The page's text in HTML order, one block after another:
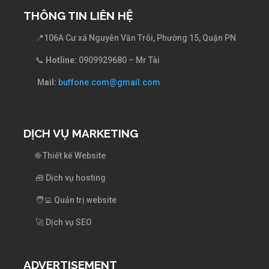
THÔNG TIN LIÊN HỆ
📍106A Cư xá Nguyễn Văn Trỗi, Phường 15, Quận PN
📞 Hotline: 0909929680 – Mr Tài
​ Mail: buffone.com@gmail.com
DỊCH VỤ MARKETING
🌐 Thiết kế Website
🧰 Dịch vụ hosting
🧑‍💻 Quản trị website
🚀 Dịch vụ SEO
ADVERTISEMENT